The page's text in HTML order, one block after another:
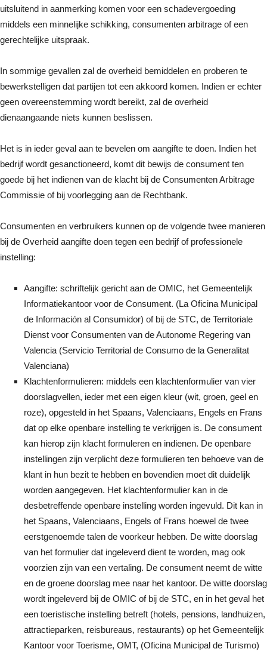
uitsluitend in aanmerking komen voor een schadevergoeding
middels een minnelijke schikking, consumenten arbitrage of een
gerechtelijke uitspraak.
In sommige gevallen zal de overheid bemiddelen en proberen te
bewerkstelligen dat partijen tot een akkoord komen. Indien er echter
geen overeenstemming wordt bereikt, zal de overheid
dienaangaande niets kunnen beslissen.
Het is in ieder geval aan te bevelen om aangifte te doen. Indien het
bedrijf wordt gesanctioneerd, komt dit bewijs de consument ten
goede bij het indienen van de klacht bij de Consumenten Arbitrage
Commissie of bij voorlegging aan de Rechtbank.
Consumenten en verbruikers kunnen op de volgende twee manieren
bij de Overheid aangifte doen tegen een bedrijf of professionele
instelling:
Aangifte: schriftelijk gericht aan de OMIC, het Gemeentelijk
Informatiekantoor voor de Consument. (La Oficina Municipal
de Información al Consumidor) of bij de STC, de Territoriale
Dienst voor Consumenten van de Autonome Regering van
Valencia (Servicio Territorial de Consumo de la Generalitat
Valenciana)
Klachtenformulieren: middels een klachtenformulier van vier
doorslagvellen, ieder met een eigen kleur (wit, groen, geel en
roze), opgesteld in het Spaans, Valenciaans, Engels en Frans
dat op elke openbare instelling te verkrijgen is. De consument
kan hierop zijn klacht formuleren en indienen. De openbare
instellingen zijn verplicht deze formulieren ten behoeve van de
klant in hun bezit te hebben en bovendien moet dit duidelijk
worden aangegeven. Het klachtenformulier kan in de
desbetreffende openbare instelling worden ingevuld. Dit kan in
het Spaans, Valenciaans, Engels of Frans hoewel de twee
eerstgenoemde talen de voorkeur hebben. De witte doorslag
van het formulier dat ingeleverd dient te worden, mag ook
voorzien zijn van een vertaling. De consument neemt de witte
en de groene doorslag mee naar het kantoor. De witte doorslag
wordt ingeleverd bij de OMIC of bij de STC, en in het geval het
een toeristische instelling betreft (hotels, pensions, landhuizen,
attractieparken, reisbureaus, restaurants) op het Gemeentelijk
Kantoor voor Toerisme, OMT, (Oficina Municipal de Turismo)